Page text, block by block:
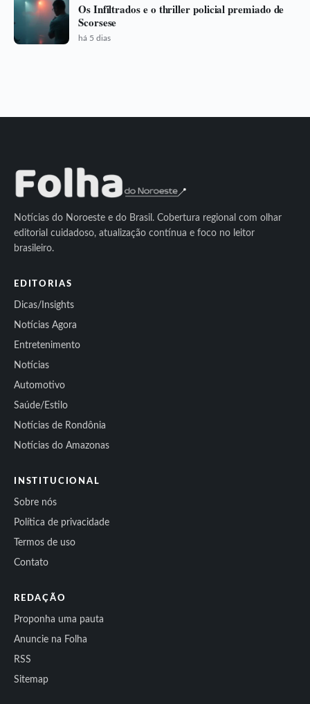
Os Infiltrados e o thriller policial premiado de
Scorsese
há 5 dias
Notícias do Noroeste e do Brasil. Cobertura regional com olhar
editorial cuidadoso, atualização contínua e foco no leitor
brasileiro.
EDITORIAS
Dicas/Insights
Notícias Agora
Entretenimento
Notícias
Automotivo
Saúde/Estilo
Notícias de Rondônia
Notícias do Amazonas
INSTITUCIONAL
Sobre nós
Política de privacidade
Termos de uso
Contato
REDAÇÃO
Proponha uma pauta
Anuncie na Folha
RSS
Sitemap